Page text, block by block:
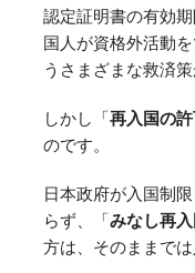
認定証明書の有効
国人が資格外活動
うさまざまな救済策
しかし「再入国の
のです。
日本政府が入国制
らず、「みなし再
方は、そのままで